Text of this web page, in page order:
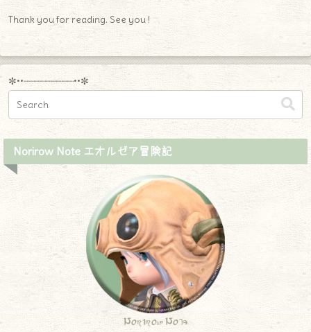
Thank you for reading. See you !
✼••┈┈┈┈┈┈┈┈┈••✼
Norirow Note エオルゼア冒険記
Norirow Note